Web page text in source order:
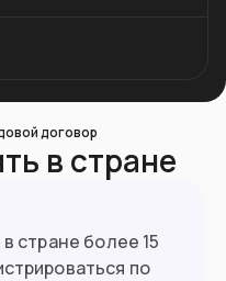
договор
в стране
стране более 15
по